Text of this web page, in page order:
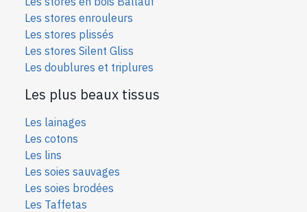
Les stores enrouleurs
Les stores plissés
Les stores Silent Gliss
Les doublures et triplures
Les plus beaux tissus
Les lainages
Les cotons
Les lins
Les soies sauvages
Les soies brodées
Les Taffetas